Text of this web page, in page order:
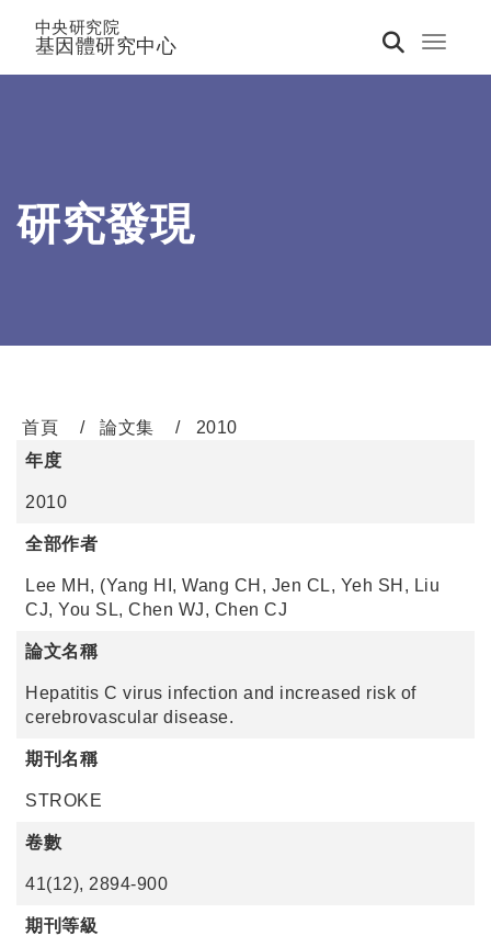
Toggle
中央研究院
基因體研究中心
研究發現
首頁 論文集
2010
年度
2010
全部作者
Lee MH, (Yang HI, Wang CH, Jen CL, Yeh SH, Liu
CJ, You SL, Chen WJ, Chen CJ
論文名稱
Hepatitis C virus infection and increased risk of
cerebrovascular disease.
期刊名稱
STROKE
卷數
41(12), 2894-900
期刊等級